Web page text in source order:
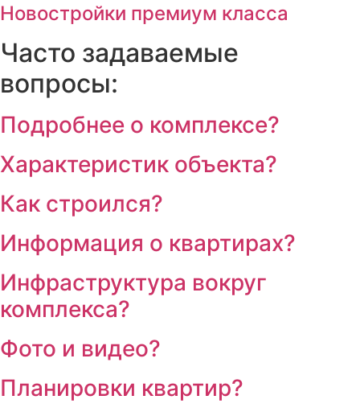
Новостройки премиум класса
Часто задаваемые
вопросы:
Подробнее о комплексе?
Характеристик объекта?
Как строился?
Информация о квартирах?
Инфраструктура вокруг
комплекса?
Фото и видео?
Планировки квартир?